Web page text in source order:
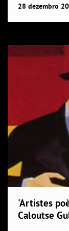
28 dezembro
'Artistes
Caloutse